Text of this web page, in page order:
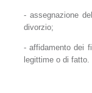
- assegnazione
divorzio;
- affidamento dei
legittime o di fatto.